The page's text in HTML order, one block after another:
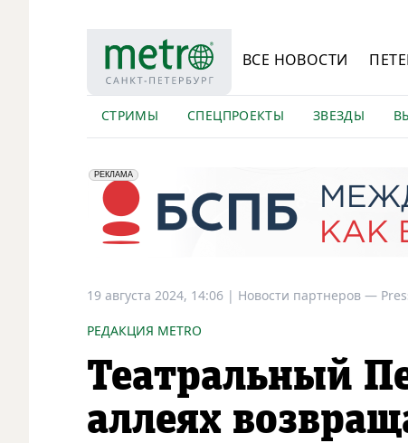
ВСЕ НОВОСТИ
СТРИМЫ СПЕЦПРОЕКТЫ ЗВЕЗДЫ
erid: 2VfnxyFybV5
РЕКЛАМА
ПАО "Банк "Санкт-Петербург", ИНН: 7831000027
19 августа 2024, 14:06 | Новости партнеров —
РЕДАКЦИЯ METRO
Театральный
аллеях